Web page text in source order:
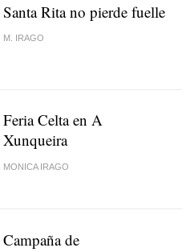
Santa Rita no pierde fuelle
M. IRAGO
Feria Celta en A
Xunqueira
MONICA IRAGO
Campaña de